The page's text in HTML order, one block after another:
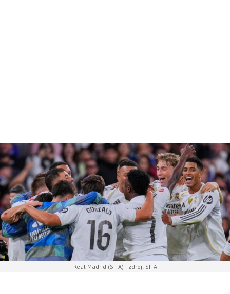
Real Madrid (SITA) | zdroj: SITA